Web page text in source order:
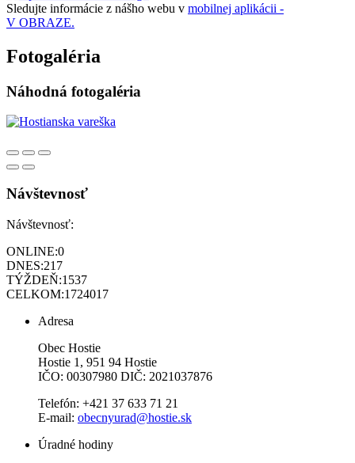
Sledujte informácie z nášho webu v mobilnej aplikácii -
V OBRAZE.
Fotogaléria
Náhodná fotogaléria
Návštevnosť
Návštevnosť:
ONLINE:0
DNES:217
TÝŽDEŇ:1537
CELKOM:1724017
Adresa
Obec Hostie
Hostie 1, 951 94 Hostie
IČO: 00307980 DIČ: 2021037876
Telefón: +421 37 633 71 21
E-mail: obecnyurad@hostie.sk
Úradné hodiny